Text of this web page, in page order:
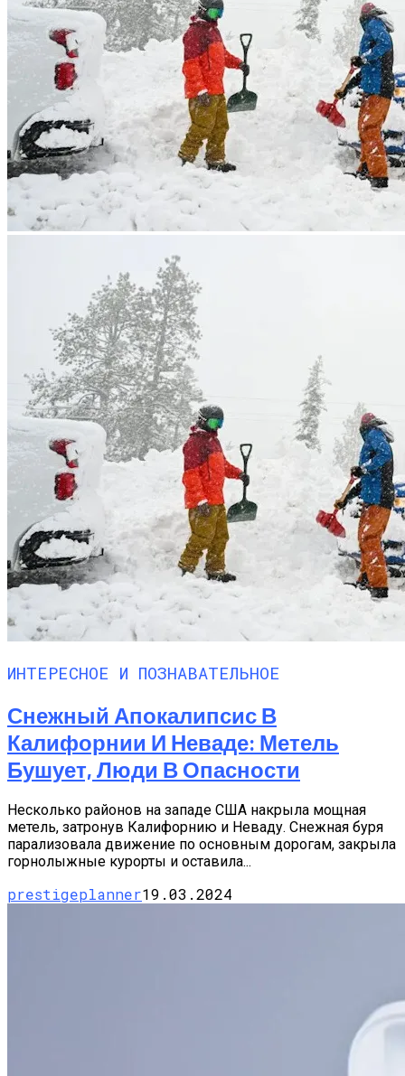
ИНТЕРЕСНОЕ И ПОЗНАВАТЕЛЬНОЕ
Снежный Апокалипсис В
Калифорнии И Неваде: Метель
Бушует, Люди В Опасности
Несколько районов на западе США накрыла мощная
метель, затронув Калифорнию и Неваду. Снежная буря
парализовала движение по основным дорогам, закрыла
горнолыжные курорты и оставила...
prestigeplanner19.03.2024